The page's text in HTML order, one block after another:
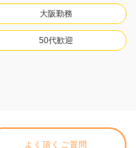
大阪勤務
50代歓迎
よく頂くご質問